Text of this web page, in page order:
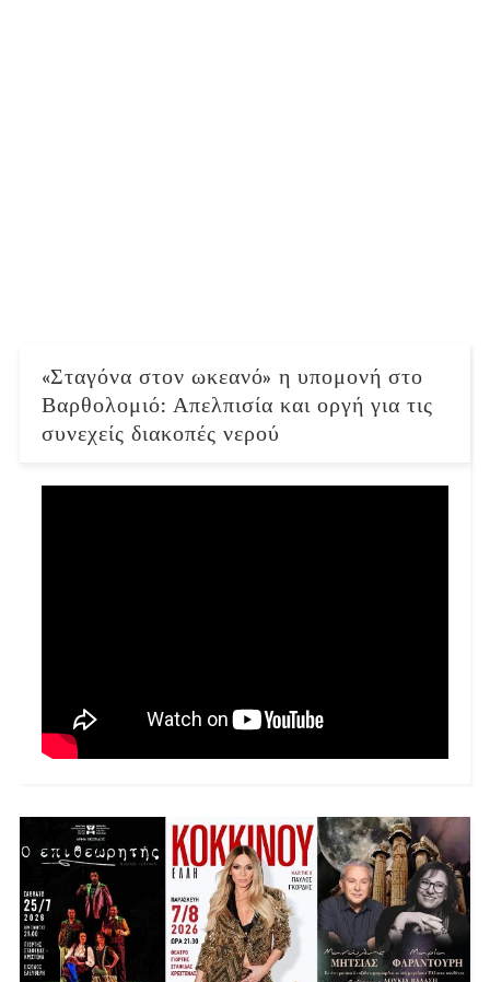
«Σταγόνα στον ωκεανό» η υπομονή στο
Βαρθολομιό: Απελπισία και οργή για τις
συνεχείς διακοπές νερού